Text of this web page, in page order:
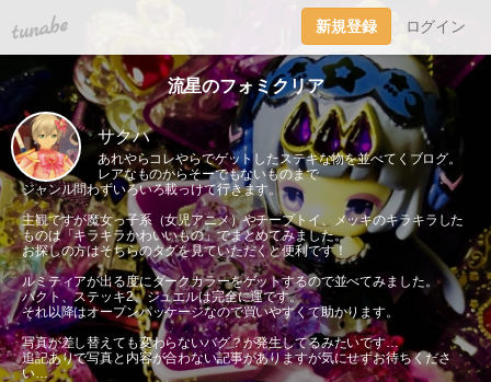
tuna.be 新規登録 ログイン
流星のフォミクリア
サクハ
あれやらコレやらでゲットしたステキな物を並べてくブログ。
レアなものからそーでもないものまで
ジャンル問わずいろいろ載っけて行きます。
主観ですが魔女っ子系（女児アニメ）やチープトイ、メッキのキラキラした
ものは「キラキラかわいいもの」でまとめてみました。
お探しの方はそちらのタグを見ていただくと便利です！
ルミティアが出る度にダークカラーをゲットするので並べてみました。
パクト、ステッキ2、ジュエルは完全に運です。
それ以降はオープンパッケージなので買いやすくて助かります。
写真が差し替えても変わらないバグ？が発生してるみたいです…
追記ありで写真と内容が合わない記事がありますが気にせずお待ちくださ
い…